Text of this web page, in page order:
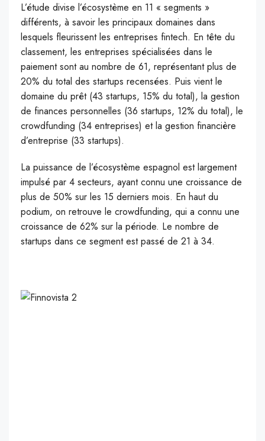
L’étude divise l’écosystème en 11 « segments »
différents, à savoir les principaux domaines dans
lesquels fleurissent les entreprises fintech. En tête du
classement, les entreprises spécialisées dans le
paiement sont au nombre de 61, représentant plus de
20% du total des startups recensées. Puis vient le
domaine du prêt (43 startups, 15% du total), la gestion
de finances personnelles (36 startups, 12% du total), le
crowdfunding (34 entreprises) et la gestion financière
d’entreprise (33 startups).
La puissance de l’écosystème espagnol est largement
impulsé par 4 secteurs, ayant connu une croissance de
plus de 50% sur les 15 derniers mois. En haut du
podium, on retrouve le crowdfunding, qui a connu une
croissance de 62% sur la période. Le nombre de
startups dans ce segment est passé de 21 à 34.